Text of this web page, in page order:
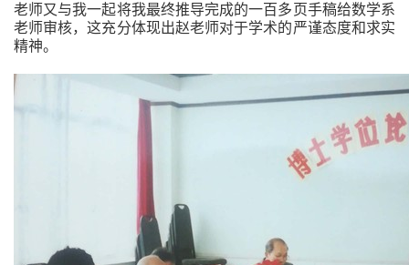
老师又与我一起将我最终推导完成的一百多页手稿给数学系
老师审核，这充分体现出赵老师对于学术的严谨态度和求实
精神。